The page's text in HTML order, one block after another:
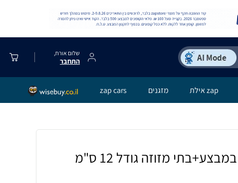
שלום אורח,
התחבר
zap אילת מזגנים zap cars
ערכת 3 מזוזות במבצע+בתי מזוזה גודל 12 ס"מ